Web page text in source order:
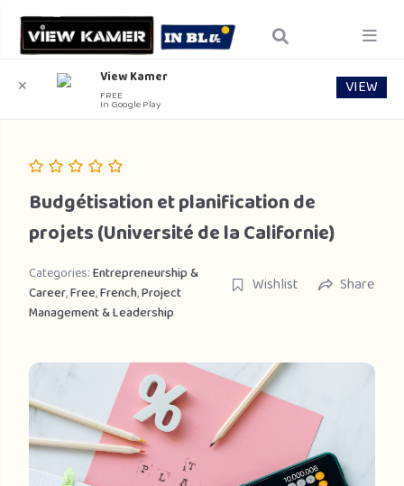
Budgétisation et planification de
projets (Université de la Californie)
Categories:Entrepreneurship &
Career,Free,French,Project
Management & Leadership
Wishlist Share
✕ View Kamer
FREE
In Google Play
VIEW